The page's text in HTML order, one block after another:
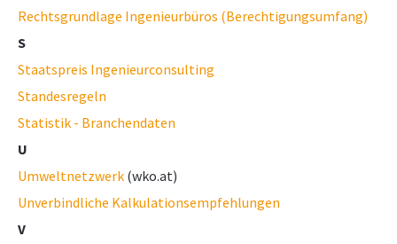
Rechtsgrundlage Ingenieurbüros (Berechtigungsumfang)
S
Staatspreis Ingenieurconsulting
Standesregeln
Statistik - Branchendaten
U
Umweltnetzwerk (wko.at)
Unverbindliche Kalkulationsempfehlungen
V